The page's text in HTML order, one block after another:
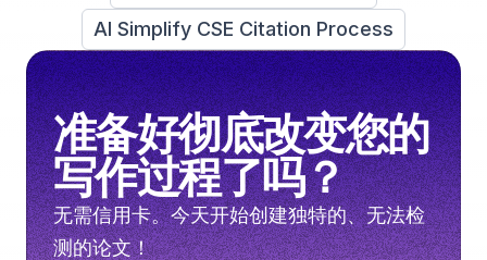
AI Simplify CSE Citation Process
准备好彻底改变您的
写作过程了吗？
无需信用卡。今天开始创建独特的、无法检
测的论文！